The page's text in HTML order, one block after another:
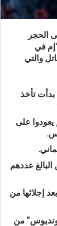
22 مواطنا إلى الحجر
في
والتي
تأخذ
يعودوا على
عددهم
إجلائها من
من